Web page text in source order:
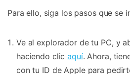
Para ello, siga los pasos que se
Ve al explorador de tu PC, y
haciendo clicaquí. Ahora,
con tu ID de Apple para